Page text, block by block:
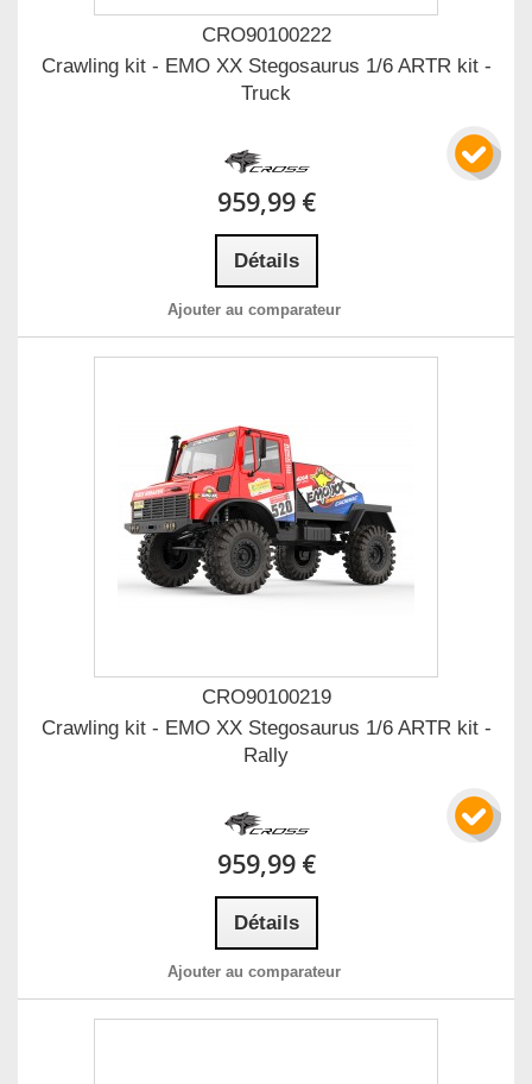
CRO90100222
Crawling kit - EMO XX Stegosaurus 1/6 ARTR kit -
Truck
959,99 €
Détails
Ajouter au comparateur
CRO90100219
Crawling kit - EMO XX Stegosaurus 1/6 ARTR kit -
Rally
959,99 €
Détails
Ajouter au comparateur